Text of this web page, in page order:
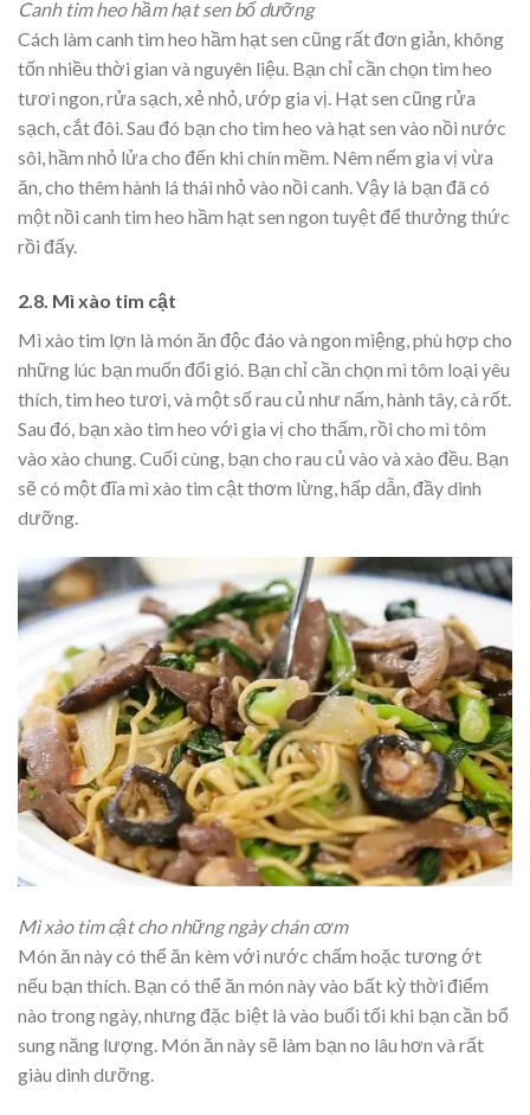
Canh tim heo hầm hạt sen bổ dưỡng
Cách làm canh tim heo hầm hạt sen cũng rất đơn giản, không
tốn nhiều thời gian và nguyên liệu. Bạn chỉ cần chọn tim heo
tươi ngon, rửa sạch, xẻ nhỏ, ướp gia vị. Hạt sen cũng rửa
sạch, cắt đôi. Sau đó bạn cho tim heo và hạt sen vào nồi nước
sôi, hầm nhỏ lửa cho đến khi chín mềm. Nêm nếm gia vị vừa
ăn, cho thêm hành lá thái nhỏ vào nồi canh. Vậy là bạn đã có
một nồi canh tim heo hầm hạt sen ngon tuyệt để thưởng thức
rồi đấy.
2.8. Mì xào tim cật
Mì xào tim lợn là món ăn độc đáo và ngon miệng, phù hợp cho
những lúc bạn muốn đổi gió. Bạn chỉ cần chọn mì tôm loại yêu
thích, tim heo tươi, và một số rau củ như nấm, hành tây, cà rốt.
Sau đó, bạn xào tim heo với gia vị cho thấm, rồi cho mì tôm
vào xào chung. Cuối cùng, bạn cho rau củ vào và xào đều. Bạn
sẽ có một đĩa mì xào tim cật thơm lừng, hấp dẫn, đầy dinh
dưỡng.
Mì xào tim cật cho những ngày chán cơm
Món ăn này có thể ăn kèm với nước chấm hoặc tương ớt
nếu bạn thích. Bạn có thể ăn món này vào bất kỳ thời điểm
nào trong ngày, nhưng đặc biệt là vào buổi tối khi bạn cần bổ
sung năng lượng. Món ăn này sẽ làm bạn no lâu hơn và rất
giàu dinh dưỡng.